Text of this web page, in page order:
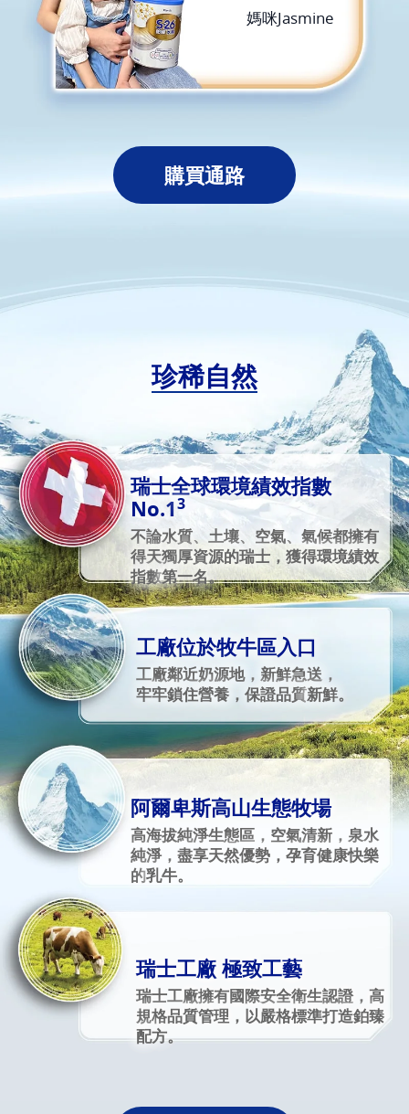
媽咪Jasmine
購買通路
珍稀自然
瑞士全球環境績效指數
No.13
不論水質、土壤、空氣、氣候都擁有
得天獨厚資源的瑞士，獲得環境績效
指數第一名。
工廠位於牧牛區入口
工廠鄰近奶源地，新鮮急送，
牢牢鎖住營養，保證品質新鮮。
阿爾卑斯高山生態牧場
高海拔純淨生態區，空氣清新，泉水
純淨，盡享天然優勢，孕育健康快樂
的乳牛。
瑞士工廠 極致工藝
瑞士工廠擁有國際安全衛生認證，高
規格品質管理，以嚴格標準打造鉑臻
配方。